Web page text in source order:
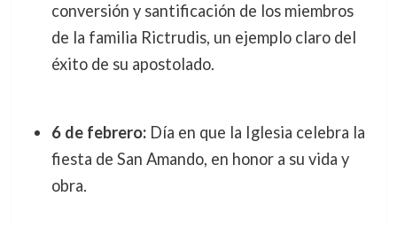
conversión y santificación de los miembros
de la familia Rictrudis, un ejemplo claro del
éxito de su apostolado.
6 de febrero:Día en que la Iglesia celebra la
fiesta de San Amando, en honor a su vida y
obra.